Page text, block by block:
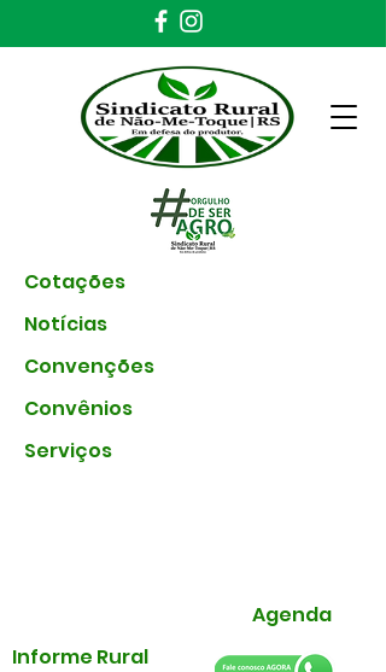
Cotações
Notícias
Convenções
Convênios
Serviços
Agenda
Informe Rural